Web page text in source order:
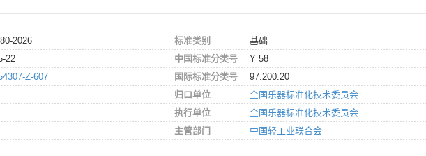
2026
22
Z-607
标准类别
基础
中国标准分类号
Y 58
国际标准分类号
97.200.20
归口单位
全国乐器标准化技术委员会
执行单位
全国乐器标准化技术委员会
主管部门
中国轻工业联合会